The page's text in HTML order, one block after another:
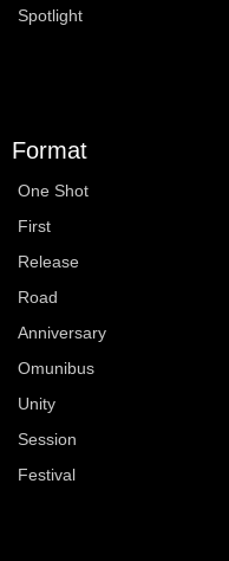
Spotlight
Format
One Shot
First
Release
Road
Anniversary
Omunibus
Unity
Session
Festival